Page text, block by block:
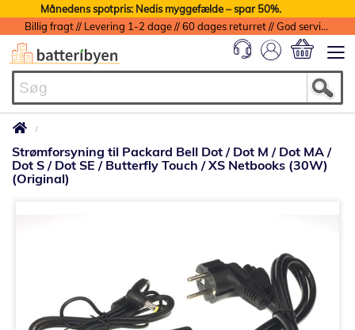
Månedens spotpris: Nedis myggefælde – spar 50%.
Billig fragt // Levering 1-2 dage // 60 dages returret // God service med garanti
Strømforsyning til Packard Bell Dot / Dot M / Dot MA /
Dot S / Dot SE / Butterfly Touch / XS Netbooks (30W)
(Original)